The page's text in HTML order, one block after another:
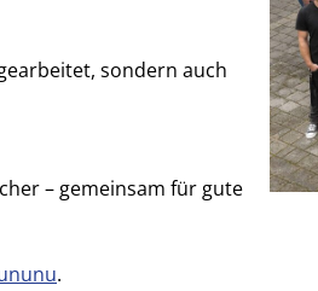
sondern auch
– gemeinsam für gute
.